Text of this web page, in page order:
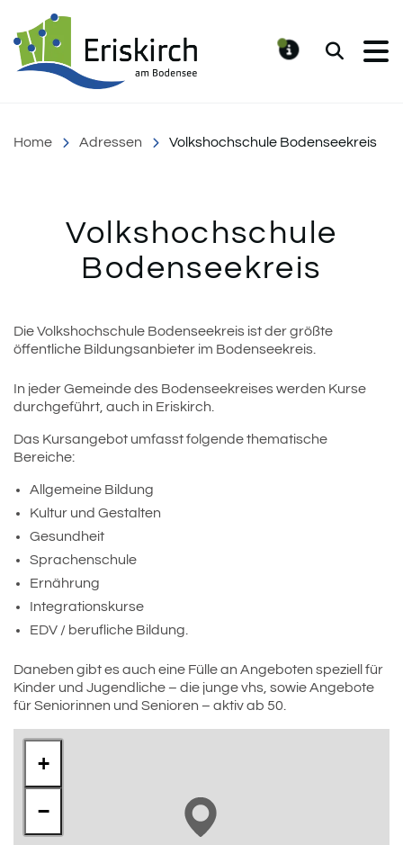
Suchen
Home Adressen Volkshochschule Bodenseekreis
Volkshochschule
Bodenseekreis
Einleitung
Die Volkshochschule Bodenseekreis ist der größte
öffentliche Bildungsanbieter im Bodenseekreis.
Inhalt
In jeder Gemeinde des Bodenseekreises werden Kurse
durchgeführt, auch in Eriskirch.
Das Kursangebot umfasst folgende thematische
Bereiche:
Allgemeine Bildung
Kultur und Gestalten
Gesundheit
Sprachenschule
Ernährung
Integrationskurse
EDV / berufliche Bildung.
Daneben gibt es auch eine Fülle an Angeboten speziell für
Kinder und Jugendliche – die junge vhs, sowie Angebote
für Seniorinnen und Senioren – aktiv ab 50.
+
−